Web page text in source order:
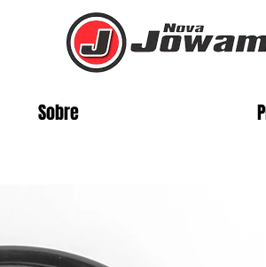
Sobre